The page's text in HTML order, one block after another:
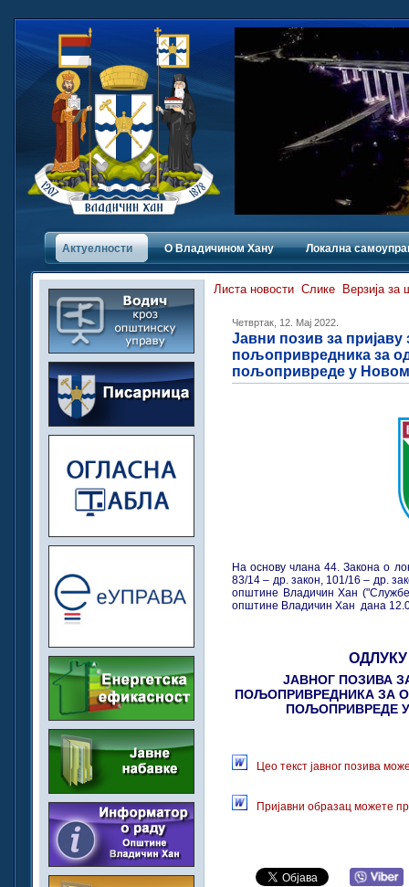
Актуелности О Владичинoм Хану Локална
Листа новости Слике Верзија за
Четвртак, 12. Мај 2022.
Јавни позив за
пољопривредника за
пољопривреде у
На основу члана 44. Закона о
83/14 – др. закон, 101/16 – др.
општине Владичин Хан
општине Владичин Хан дана
ЈАВНОГ ПОЗИВА
ПОЉОПРИВРЕДНИКА ЗА
ПОЉОПРИВРЕДЕ
Цео текст јавног позива
Пријавни образац можете